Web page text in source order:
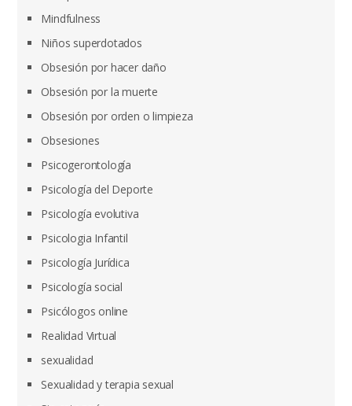
Mindfulness
Niños superdotados
Obsesión por hacer daño
Obsesión por la muerte
Obsesión por orden o limpieza
Obsesiones
Psicogerontología
Psicología del Deporte
Psicología evolutiva
Psicologia Infantil
Psicología Jurídica
Psicología social
Psicólogos online
Realidad Virtual
sexualidad
Sexualidad y terapia sexual